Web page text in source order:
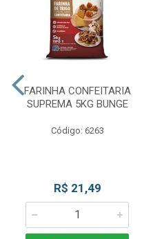
FARINHA CONFEITARIA
SUPREMA 5KG BUNGE
Código: 6263
R$ 21,49